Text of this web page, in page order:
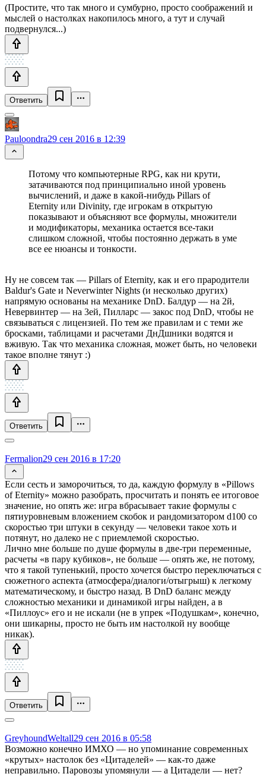
(Простите, что так много и сумбурно, просто соображений и
мыслей о настолках накопилось много, а тут и случай
подвернулся...)
Ответить
Pauloondra29 сен 2016 в 12:39
Потому что компьютерные RPG, как ни крути,
затачиваются под принципиально иной уровень
вычислений, и даже в какой-нибудь Pillars of
Eternity или Divinity, где игрокам в открытую
показывают и объясняют все формулы, множители
и модификаторы, механика остается все-таки
слишком сложной, чтобы постоянно держать в уме
все ее нюансы и тонкости.
Ну не совсем так — Pillars of Eternity, как и его прародители
Baldur's Gate и Neverwinter Nights (и несколько других)
напрямую основаны на механике DnD. Балдур — на 2й,
Невервинтер — на 3ей, Пилларс — закос под DnD, чтобы не
связываться с лицензией. По тем же правилам и с теми же
бросками, таблицами и расчетами ДнДшники водятся и
вживую. Так что механика сложная, может быть, но человеки
такое вполне тянут :)
Ответить
Fermalion29 сен 2016 в 17:20
Если сесть и заморочиться, то да, каждую формулу в «Pillows
of Eternity» можно разобрать, просчитать и понять ее итоговое
значение, но опять же: игра вбрасывает такие формулы с
пятиуровневым вложением скобок и рандомизатором d100 со
скоростью три штуки в секунду — человеки такое хоть и
потянут, но далеко не с приемлемой скоростью.
Лично мне больше по душе формулы в две-три переменные,
расчеты «в пару кубиков», не больше — опять же, не потому,
что я такой тупенький, просто хочется быстро переключаться с
сюжетного аспекта (атмосфера/диалоги/отыгрыш) к легкому
математическому, и быстро назад. В DnD баланс между
сложностью механики и динамикой игры найден, а в
«Пиллоус» его и не искали (не в упрек «Подушкам», конечно,
они шикарны, просто не быть им настолкой ну вообще
никак).
Ответить
GreyhoundWeltall29 сен 2016 в 05:58
Возможно конечно ИМХО — но упоминание современных
«крутых» настолок без «Цитаделей» — как-то даже
неправильно. Паровозы упомянули — а Цитадели — нет?